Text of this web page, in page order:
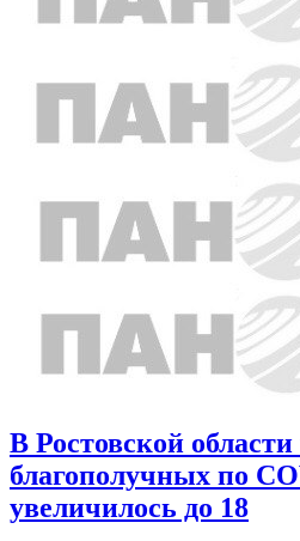
В Ростовской
благополучных по
увеличилось до 18